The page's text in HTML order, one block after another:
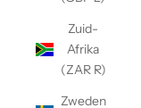
Zuid-
Afrika
(ZAR R)
Zweden